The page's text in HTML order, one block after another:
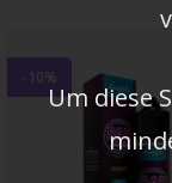
-10%
Um diese